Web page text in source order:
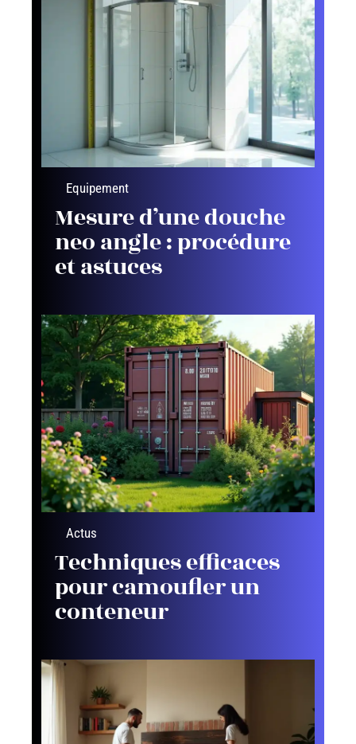
Equipement
Mesure d’une douche
neo angle : procédure
et astuces
Actus
Techniques efficaces
pour camoufler un
conteneur